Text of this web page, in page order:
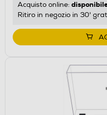
Acquisto online:
Ritiro in negozio in 30'